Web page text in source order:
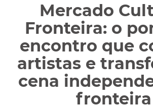
Mercado
Fronteira: o
encontro que
artistas e
cena
fronteira